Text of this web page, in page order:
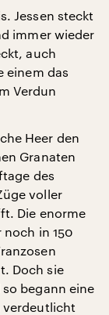
Jessen steckt
immer wieder
auch
einem das
Verdun
Heer den
Granaten
des
voller
Die enorme
in 150
Doch sie
begann eine
verdeutlicht